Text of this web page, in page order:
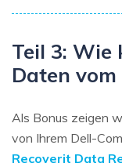
Teil 3: Wie
Daten
Als Bonus zeigen
von Ihrem Dell-
Recoverit Data